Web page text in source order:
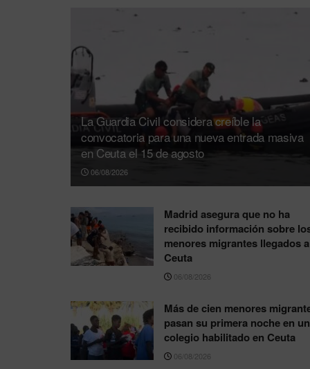
La Guardia Civil considera creíble la
convocatoria para una nueva entrada masiva
en Ceuta el 15 de agosto
06/08/2026
Madrid asegura que no ha
recibido información sobre
menores migrantes llegados a
Ceuta
06/08/2026
Más de cien menores
pasan su primera noche en un
colegio habilitado en Ceuta
06/08/2026